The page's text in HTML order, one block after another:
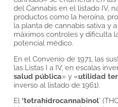
del Cannabis en el listado IV,
productos como la heroína,
la planta de cannabis sativa y
máximos controles y dificulta
potencial médico.
En el Convenio de 1971, las
las Listas I a IV, en escalas
salud pública» y «utilidad
inverso al listado de 1961).
El ‘tetrahidrocannabinol‘